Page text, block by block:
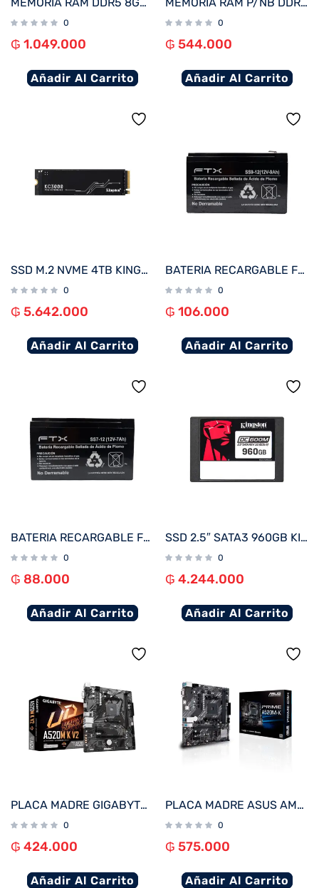
0
₲ 1.049.000
Añadir Al Carrito
0
₲ 544.000
Añadir Al Carrito
SSD M.2 NVME 4TB KINGSTON KC3000 SKC3000D/4096G 7000/7000 PCIE 4.0
0
₲ 5.642.000
Añadir Al Carrito
BATERIA RECARGABLE FTX 12V 9A SS9-12
0
₲ 106.000
Añadir Al Carrito
BATERIA RECARGABLE FTX 12V 7A SS7-12
0
₲ 88.000
Añadir Al Carrito
SSD 2.5″ SATA3 960GB KINGSTON SEDC600M/960G 560/530
0
₲ 4.244.000
Añadir Al Carrito
PLACA MADRE GIGABYTE AM4 A520M K V2 V/S/R/HDMI/M.2/DDR4/USB3.2/MATX
0
₲ 424.000
Añadir Al Carrito
PLACA MADRE ASUS AM4 PRIME A520M-K V/S/R/HDMI/DVI/COM/M2/DDR4/MATX
0
₲ 575.000
Añadir Al Carrito